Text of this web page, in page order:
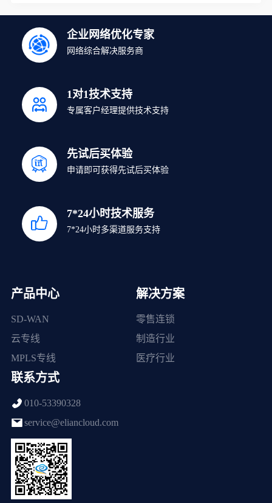
企业网络优化专家
网络综合解决服务商
1对1技术支持
专属客户经理提供技术支持
先试后买体验
申请即可获得先试后买体验
7*24小时技术服务
7*24小时多渠道服务支持
产品中心
SD-WAN
云专线
MPLS专线
解决方案
零售连锁
制造行业
医疗行业
联系方式
010-53390328
service@eliancloud.com